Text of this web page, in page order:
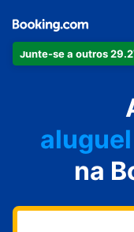
Junte-se a outros
seu
na